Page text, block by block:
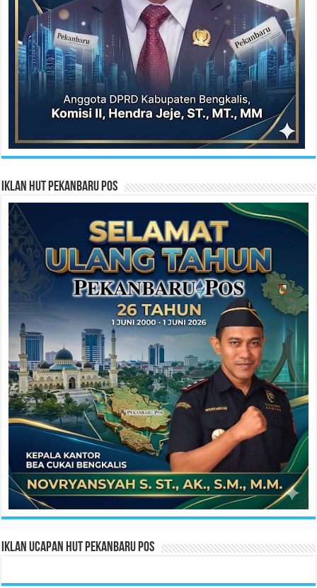
Iklan HUT Pekanbaru Pos
Iklan Ucapan HUT Pekanbaru Pos